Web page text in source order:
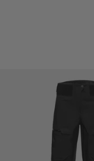
CENA OD
CENA VYSOKÁ AŽ
ČO JE NOVÉHO